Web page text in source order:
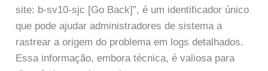
site: b-sv10-sjc [Go Back]”, é um identificador único
que pode ajudar administradores de sistema a
rastrear a origem do problema em logs detalhados.
Essa informação, embora técnica, é valiosa para